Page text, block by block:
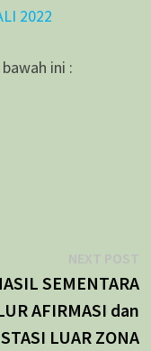
2022
ini :
NEXT POST
SEMENTARA
AFIRMASI dan
LUAR ZONA